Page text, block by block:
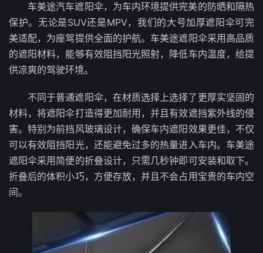
车美途汽车遮阳伞，为车内环境提供完美的防晒和隔热
保护。无论是SUV还是MPV，我们的大号加厚遮阳伞可完
美适配，为座驾提供全面的护航。车美途遮阳伞采用高品质
的遮阳材料，能够有效阻挡阳光照射，降低车内温度，给提
供凉爽的驾驶环境。
不同于普通遮阳伞，在材质选择上选择了更厚实坚固的
材料，将遮阳伞打造得更加耐用，并且有效遮挡紫外线的侵
害。特别为前挡风玻璃设计，确保车内遮阳效果更佳，不仅
可以有效阻挡阳光，还能避免过多的热量进入车内。车美途
遮阳伞采用简便的折叠设计，只需几秒钟即可安装和取下。
折叠后的体积小巧，方便存放，并且不会占用宝贵的车内空
间。